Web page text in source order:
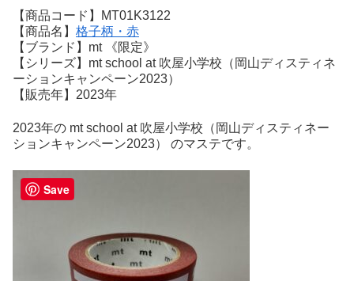
【商品コード】MT01K3122
【商品名】 格子柄・赤
【ブランド】mt 《限定》
【シリーズ】mt school at 吹屋小学校（岡山ディスティネ
ーションキャンペーン2023）
【販売年】2023年
2023年の mt school at 吹屋小学校（岡山ディスティネー
ションキャンペーン2023） のマステです。
Save